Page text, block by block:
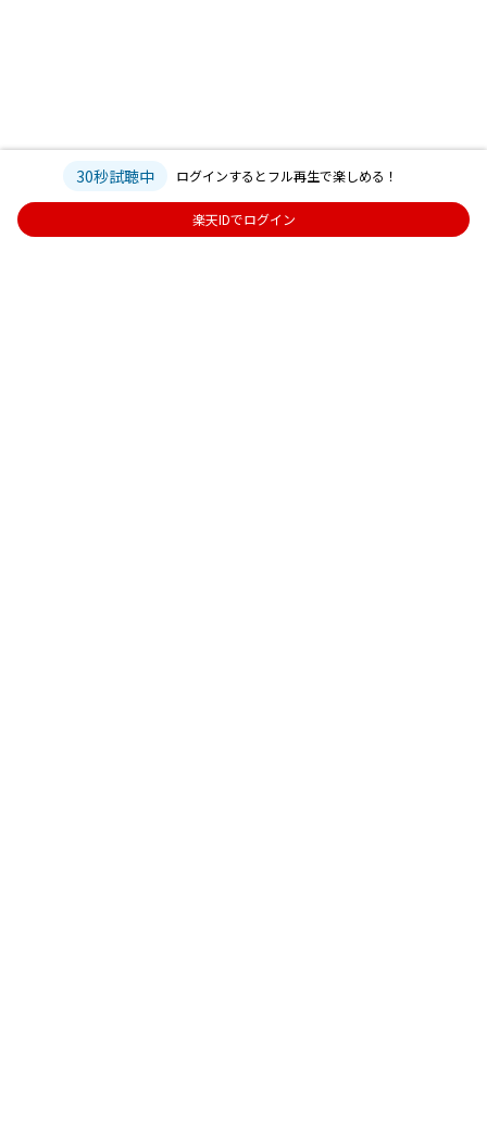
30秒試聴中 ログインするとフル再生で楽しめる！
楽天IDでログイン